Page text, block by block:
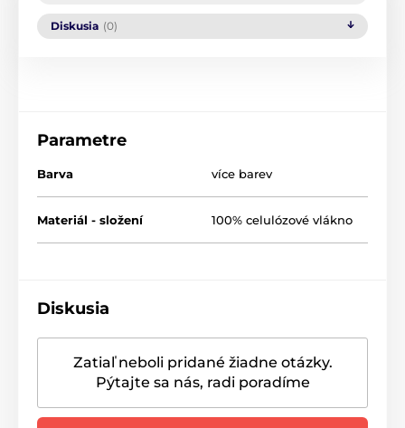
Diskusia (0)
Parametre
Barva více barev
Materiál - složení 100% celulózové vlákno
Diskusia
Zatiaľ neboli pridané žiadne otázky.
Pýtajte sa nás, radi poradíme